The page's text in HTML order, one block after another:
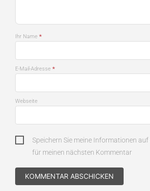
Ihr Name *
E-Mail-Adresse *
Webseite
Speichern Sie meine Informationen
für meinen nächsten Kommentar